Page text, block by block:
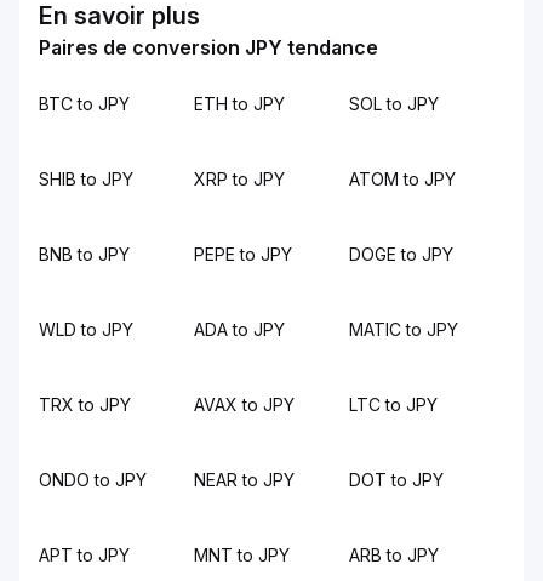
En savoir plus
Paires de conversion JPY tendance
BTC to JPY ETH to JPY SOL to JPY
SHIB to JPY XRP to JPY ATOM to JPY
BNB to JPY PEPE to JPY DOGE to JPY
WLD to JPY ADA to JPY MATIC to JPY
TRX to JPY AVAX to JPY LTC to JPY
ONDO to JPY NEAR to JPY DOT to JPY
APT to JPY MNT to JPY ARB to JPY